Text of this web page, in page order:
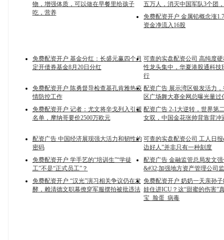
物，增强体质，可以做在早餐里给孩子
吃，营养
五万人，消灭中国军队3个团
免费配资开户 金属铅概念涨
资金净流入16股
免费配资开户 基金分红：长盛元赢四个月
定开债券基金8月20日分红
可查的实盘配资公司 高纯度
性龙头集中，华夏港股通科技
行
免费配资开户 陈勇督导检查基孔肯雅热疫
情防控工作
配资广告 展示湾区银发活力
区广场舞大赛全网总曝光量过
免费配资开户 记者：尤文将辛戈列入引援
名单，摩纳哥要价2500万欧元
配资广告 2-1大逆转，世界第
女双，中国金花张帅背靠背冲
配资广告 中国经济展现强大活力和韧性的
密码
可查的实盘配资公司 工人日报
边好人”并非只有一种刻度
免费配资开户 学手艺的“培训生”“学徒
工”不是“正式员工”？
配资广告 金融监管总局发文
&#32;加强地方资产管理公司
免费配资开户 “汉光”演习相关争议仍在发
酵，赖清德文职幕僚穿军服摆拍被批违法
免费配资开户 奶奶一天亲孙
娃住进ICU？这“甜蜜的伤害”
宝_脸蛋_病毒